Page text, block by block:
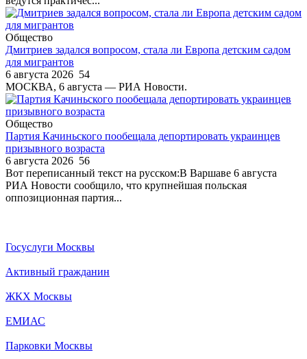
Общество
Дмитриев задался вопросом, стала ли Европа детским садом
для мигрантов
6 августа 2026 54
МОСКВА, 6 августа — РИА Новости.
Общество
Партия Качиньского пообещала депортировать украинцев
призывного возраста
6 августа 2026 56
Вот переписанный текст на русском:В Варшаве 6 августа
РИА Новости сообщило, что крупнейшая польская
оппозиционная партия...
Госуслуги Москвы
Активный гражданин
ЖКХ Москвы
ЕМИАС
Парковки Москвы